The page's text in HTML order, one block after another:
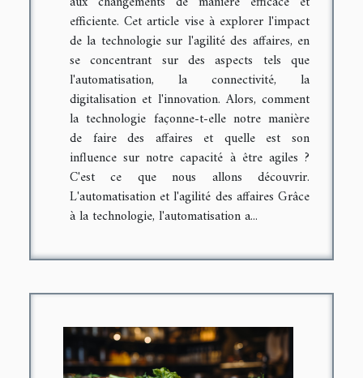
efficiente. Cet article vise à explorer l'impact
de la technologie sur l'agilité des affaires, en
se concentrant sur des aspects tels que
l'automatisation, la connectivité, la
digitalisation et l'innovation. Alors, comment
la technologie façonne-t-elle notre manière
de faire des affaires et quelle est son
influence sur notre capacité à être agiles ?
C'est ce que nous allons découvrir.
L'automatisation et l'agilité des affaires Grâce
à la technologie, l'automatisation a...